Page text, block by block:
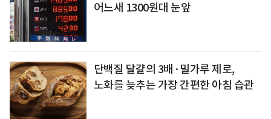
어느새 1300원대 눈앞
단백질 달걀의 3배·밀가루 제로,
노화를 늦추는 가장 간편한 아침 습관